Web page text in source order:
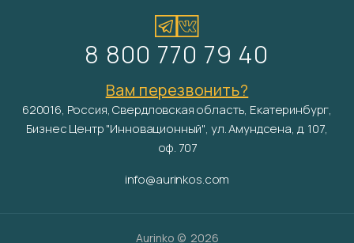
8 800 770 79 40
Вам перезвонить?
620016, Россия, Свердловская область, Екатеринбург,
Бизнес Центр "Инновационный", ул. Амундсена, д. 107,
оф. 707
info@aurinkos.com
Aurinko © 2026